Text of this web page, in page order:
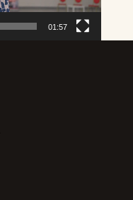
01:57